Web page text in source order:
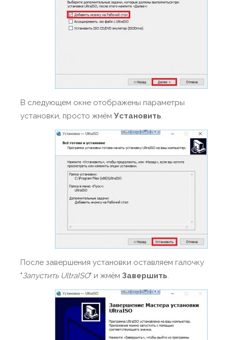
В следующем окне отображены параметры
установки, просто жмём Установить.
После завершения установки оставляем галочку
"Запустить UltraISO" и жмём Завершить.